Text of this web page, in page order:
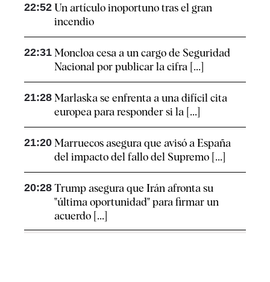
22:52 Un artículo inoportuno tras el gran
incendio
22:31 Moncloa cesa a un cargo de Seguridad
Nacional por publicar la cifra [...]
21:28 Marlaska se enfrenta a una difícil cita
europea para responder si la [...]
21:20 Marruecos asegura que avisó a España
del impacto del fallo del Supremo [...]
20:28 Trump asegura que Irán afronta su
"última oportunidad" para firmar un
acuerdo [...]